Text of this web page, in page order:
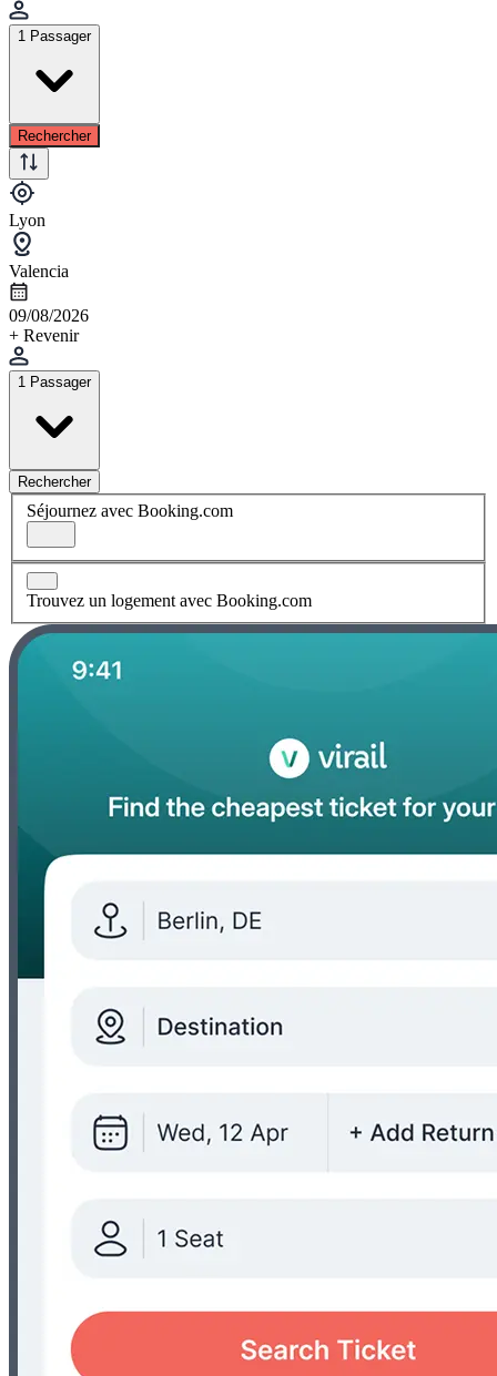
1 Passager
Rechercher
Lyon
Valencia
09/08/2026
+ Revenir
1 Passager
Rechercher
Séjournez avec Booking.com
Trouvez un logement avec Booking.com